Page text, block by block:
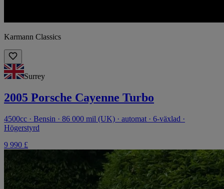
Karmann Classics
Surrey
2005 Porsche Cayenne Turbo
4500cc · Bensin · 86 000 mil (UK) · automat · 6-växlad ·
Högerstyrd
9 990 £